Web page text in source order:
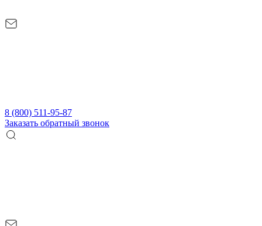
8 (800) 511-95-87
Заказать обратный звонок